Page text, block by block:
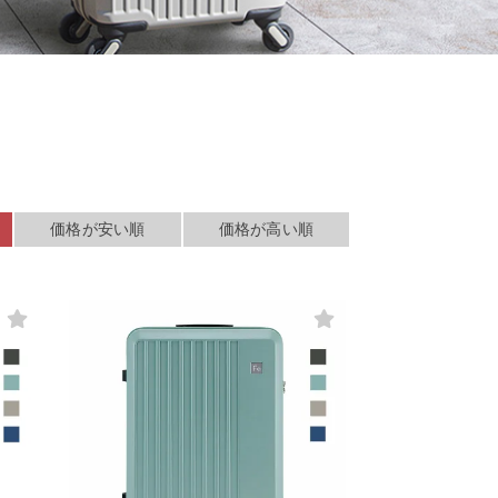
検索する
価格が安い順 価格が高い順